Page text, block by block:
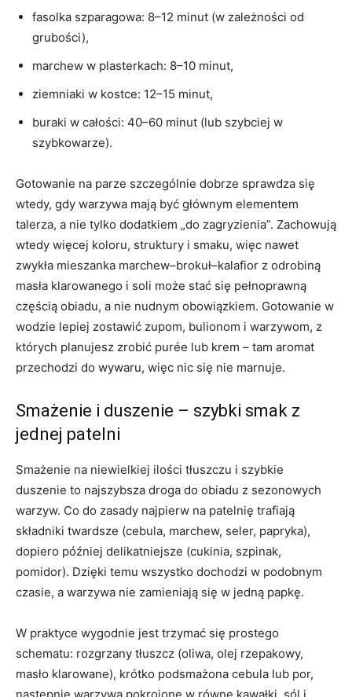
fasolka szparagowa: 8–12 minut (w zależności od
grubości),
marchew w plasterkach: 8–10 minut,
ziemniaki w kostce: 12–15 minut,
buraki w całości: 40–60 minut (lub szybciej w
szybkowarze).
Gotowanie na parze szczególnie dobrze sprawdza się
wtedy, gdy warzywa mają być głównym elementem
talerza, a nie tylko dodatkiem „do zagryzienia”. Zachowują
wtedy więcej koloru, struktury i smaku, więc nawet
zwykła mieszanka marchew–brokuł–kalafior z odrobiną
masła klarowanego i soli może stać się pełnoprawną
częścią obiadu, a nie nudnym obowiązkiem. Gotowanie w
wodzie lepiej zostawić zupom, bulionom i warzywom, z
których planujesz zrobić purée lub krem – tam aromat
przechodzi do wywaru, więc nic się nie marnuje.
Smażenie i duszenie – szybki smak z
jednej patelni
Smażenie na niewielkiej ilości tłuszczu i szybkie
duszenie to najszybsza droga do obiadu z sezonowych
warzyw. Co do zasady najpierw na patelnię trafiają
składniki twardsze (cebula, marchew, seler, papryka),
dopiero później delikatniejsze (cukinia, szpinak,
pomidor). Dzięki temu wszystko dochodzi w podobnym
czasie, a warzywa nie zamieniają się w jedną papkę.
W praktyce wygodnie jest trzymać się prostego
schematu: rozgrzany tłuszcz (oliwa, olej rzepakowy,
masło klarowane), krótko podsmażona cebula lub por,